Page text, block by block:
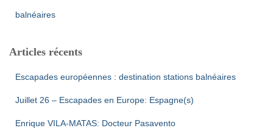
balnéaires
Articles récents
Escapades européennes : destination stations balnéaires
Juillet 26 – Escapades en Europe: Espagne(s)
Enrique VILA-MATAS: Docteur Pasavento